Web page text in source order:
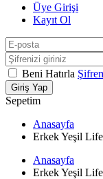
Üye Girişi
Kayıt Ol
Beni Hatırla
Giriş Yap
Sepetim
Anasayfa
Erkek Yeşil
Anasayfa
Erkek Yeşil